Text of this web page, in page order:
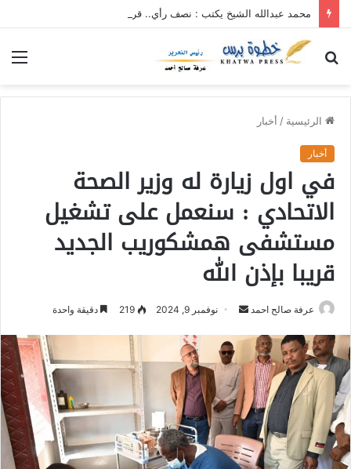
الرئيسية / أخبار
أخبار
في اول زيارة له وزير الصحة
الاتحادي : سنعمل على تشغيل
مستشفى همشكوريب الجديد
قريبا بإذن الله
عرفة صالح احمد
س
ل
ب
ر
ي
د
ا
نوفمبر 9, 2024 219 دقيقة واحدة